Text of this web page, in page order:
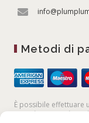
Metodi di
È possibile effettuare
PayPal,lacarta di